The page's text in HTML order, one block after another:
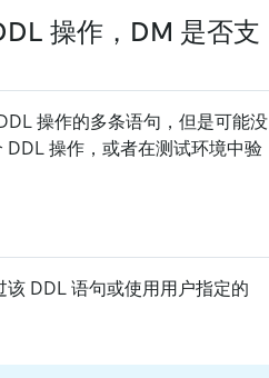
操作，DM 是否支
操作的多条语句，但是可能没
操作，或者在测试环境中验
DDL 语句或使用用户指定的